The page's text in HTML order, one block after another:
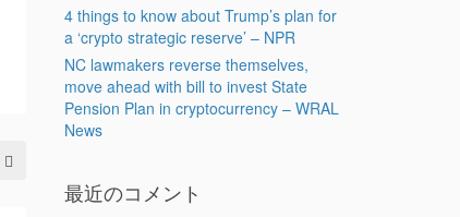
4 things to know about Trump’s plan for
a ‘crypto strategic reserve’ – NPR
NC lawmakers reverse themselves,
move ahead with bill to invest State
Pension Plan in cryptocurrency – WRAL
News
最近のコメント